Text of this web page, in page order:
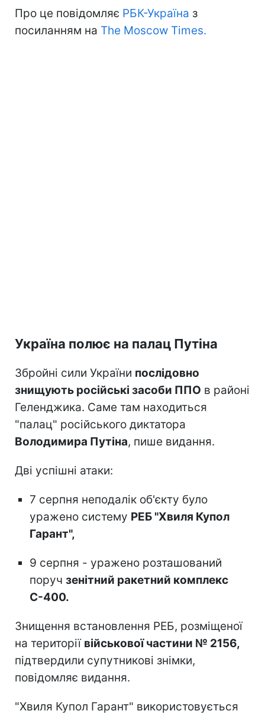
Про це повідомляє РБК-Україна з
посиланням на The Moscow Times.
Україна полює на палац Путіна
Збройні сили України послідовно
знищують російські засоби ППО в районі
Геленджика. Саме там находиться
"палац" російського диктатора
Володимира Путіна, пише видання.
Дві успішні атаки:
7 серпня неподалік об'єкту було
уражено систему РЕБ "Хвиля Купол
Гарант",
9 серпня - уражено розташований
поруч зенітний ракетний комплекс
С-400.
Знищення встановлення РЕБ, розміщеної
на території військової частини № 2156,
підтвердили супутникові знімки,
повідомляє видання.
"Хвиля Купол Гарант" використовується